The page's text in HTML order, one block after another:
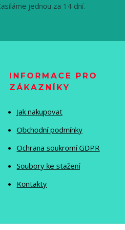
jednou za 14 dní.
INFORMACE PRO
ZÁKAZNÍKY
Jak nakupovat
Obchodní podmínky
Ochrana soukromí GDPR
Soubory ke stažení
Kontakty